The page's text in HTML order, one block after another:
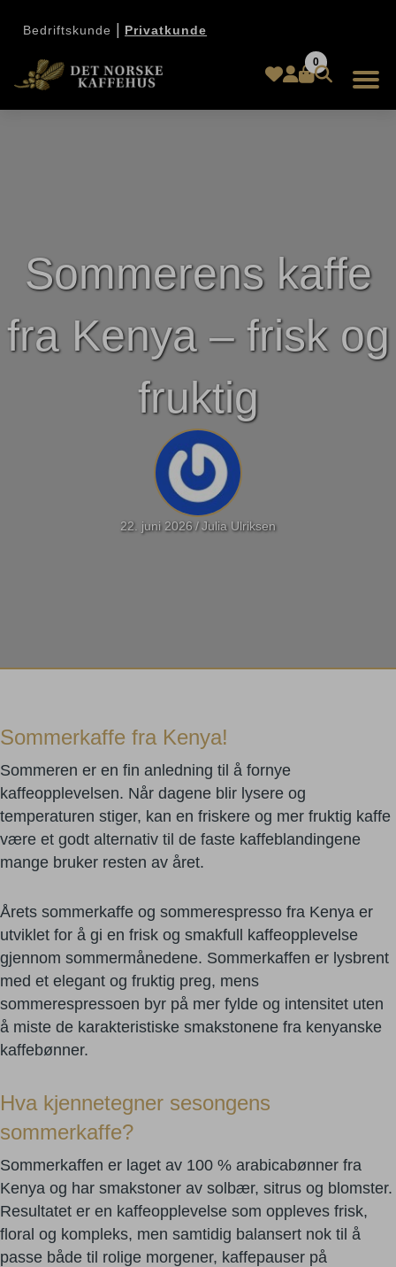
Bedriftskunde Privatkunde
0
Sommerens kaffe
fra Kenya – frisk og
fruktig
22. juni 2026/Julia Ulriksen
Sommerkaffe fra Kenya!
Sommeren er en fin anledning til å fornye
kaffeopplevelsen. Når dagene blir lysere og
temperaturen stiger, kan en friskere og mer fruktig kaffe
være et godt alternativ til de faste kaffeblandingene
mange bruker resten av året.
Årets sommerkaffe og sommerespresso fra Kenya er
utviklet for å gi en frisk og smakfull kaffeopplevelse
gjennom sommermånedene. Sommerkaffen er lysbrent
med et elegant og fruktig preg, mens
sommerespressoen byr på mer fylde og intensitet uten
å miste de karakteristiske smakstonene fra kenyanske
kaffebønner.
Hva kjennetegner sesongens
sommerkaffe?
Sommerkaffen er laget av 100 % arabicabønner fra
Kenya og har smakstoner av solbær, sitrus og blomster.
Resultatet er en kaffeopplevelse som oppleves frisk,
floral og kompleks, men samtidig balansert nok til å
passe både til rolige morgener, kaffepauser på